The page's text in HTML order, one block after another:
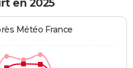
en 2025
Météo France